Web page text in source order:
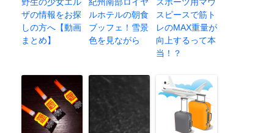
ザの情報をお探
しの方へ【動画
まとめ】
ルホテルの朝食
ブッフェ！雪景
色を見ながら
スピースで筋ト
レのMAX重量が
向上するって本
当！？